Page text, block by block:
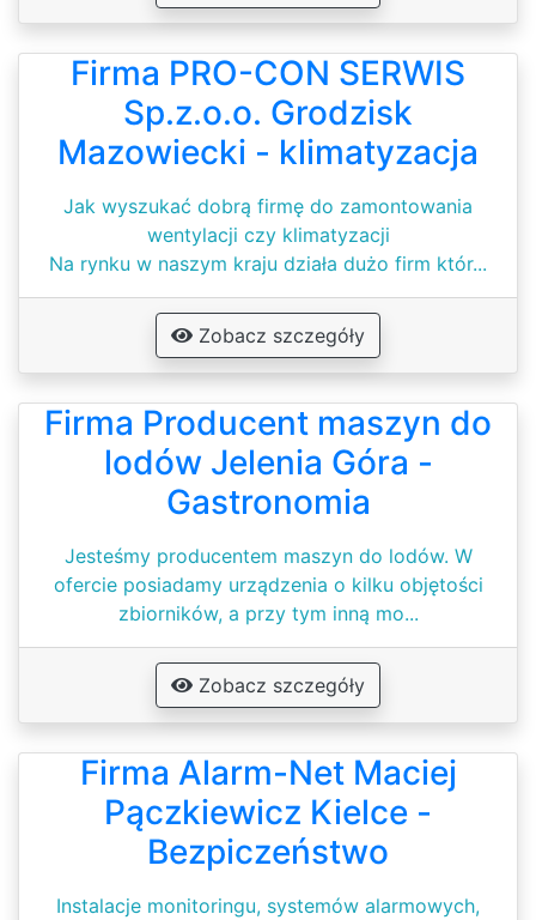
Firma PRO-CON SERWIS
Sp.z.o.o. Grodzisk
Mazowiecki - klimatyzacja
Jak wyszukać dobrą firmę do zamontowania
wentylacji czy klimatyzacji
Na rynku w naszym kraju działa dużo firm któr...
Zobacz szczegóły
Firma Producent maszyn do
lodów Jelenia Góra -
Gastronomia
Jesteśmy producentem maszyn do lodów. W
ofercie posiadamy urządzenia o kilku objętości
zbiorników, a przy tym inną mo...
Zobacz szczegóły
Firma Alarm-Net Maciej
Pączkiewicz Kielce -
Bezpiczeństwo
Instalacje monitoringu, systemów alarmowych,